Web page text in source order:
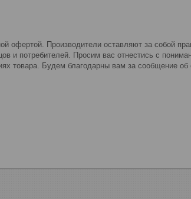
офертой. Производители оставляют за собой
и потребителей. Просим вас отнестись с
товара. Будем благодарны вам за сообщение